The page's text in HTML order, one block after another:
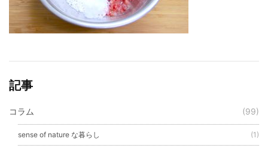
記事
コラム (99)
sense of nature な暮らし (1)